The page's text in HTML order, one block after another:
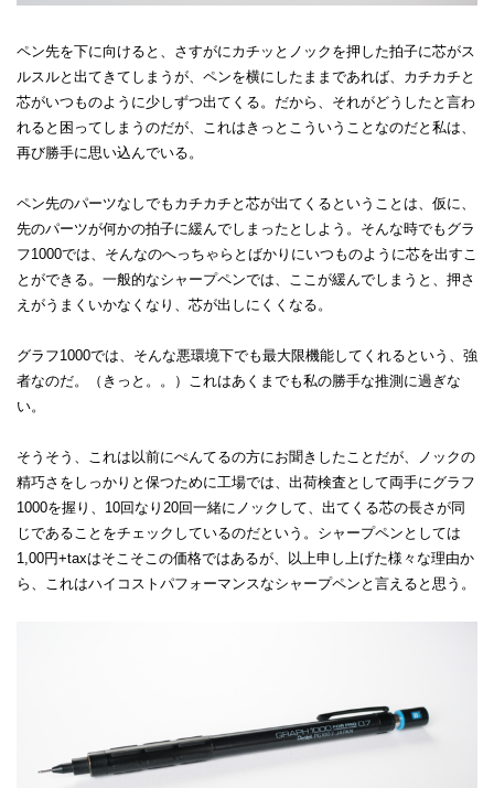
ペン先を下に向けると、さすがにカチッとノックを押した拍子に芯がス
ルスルと出てきてしまうが、ペンを横にしたままであれば、カチカチと
芯がいつものように少しずつ出てくる。だから、それがどうしたと言わ
れると困ってしまうのだが、これはきっとこういうことなのだと私は、
再び勝手に思い込んでいる。
ペン先のパーツなしでもカチカチと芯が出てくるということは、仮に、
先のパーツが何かの拍子に緩んでしまったとしよう。そんな時でもグラ
フ1000では、そんなのへっちゃらとばかりにいつものように芯を出すこ
とができる。一般的なシャープペンでは、ここが緩んでしまうと、押さ
えがうまくいかなくなり、芯が出しにくくなる。
グラフ1000では、そんな悪環境下でも最大限機能してくれるという、強
者なのだ。（きっと。。）これはあくまでも私の勝手な推測に過ぎな
い。
そうそう、これは以前にぺんてるの方にお聞きしたことだが、ノックの
精巧さをしっかりと保つために工場では、出荷検査として両手にグラフ
1000を握り、10回なり20回一緒にノックして、出てくる芯の長さが同
じであることをチェックしているのだという。シャープペンとしては
1,00円+taxはそこそこの価格ではあるが、以上申し上げた様々な理由か
ら、これはハイコストパフォーマンスなシャープペンと言えると思う。